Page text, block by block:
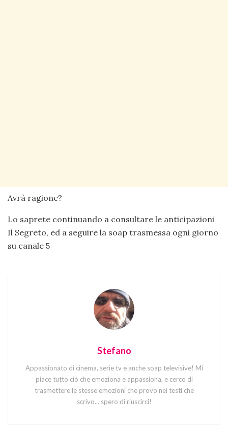
Avrà ragione?
Lo saprete continuando a consultare le anticipazioni
Il Segreto, ed a seguire la soap trasmessa ogni giorno
su canale 5
Stefano
Appassionato di cinema, serie tv e anche soap televisive! Mi
piace tutto ciò che emoziona e appassiona, e cerco di
trasmettere le stesse emozioni che provo nei testi che
scrivo... spero di riuscirci!